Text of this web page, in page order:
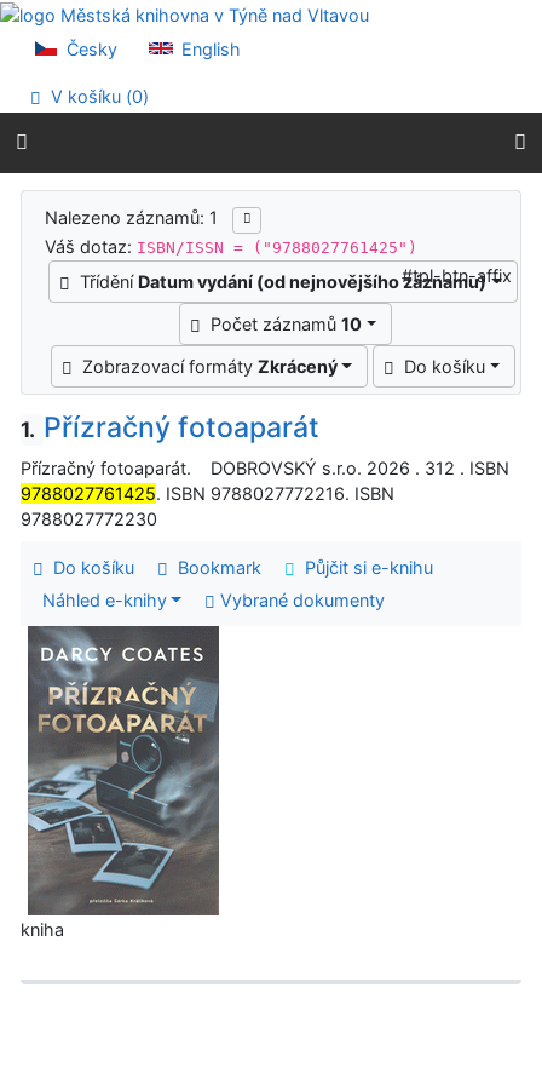
Přejít na obsah
Přejít na menu
Prohlášení o webové přístupnosti
Česky English
V košíku (0)
Výsledky vyhledávání
Nalezeno záznamů: 1
Váš dotaz: ISBN/ISSN = ("9788027761425")
Třídění Datum vydání (od nejnovějšího záznamu)
Počet záznamů 10
Zobrazovací formáty Zkrácený Do košíku
#tpl-btn-affix
1. Přízračný fotoaparát
Přízračný fotoaparát. DOBROVSKÝ s.r.o. 2026 . 312 . ISBN
9788027761425. ISBN 9788027772216. ISBN
9788027772230
Do košíku Bookmark
Půjčit si e-knihu
Náhled e-knihy
Vybrané dokumenty
kniha